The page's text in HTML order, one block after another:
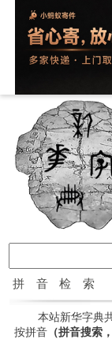
拼音检索
本站新华字典
按拼音（拼音搜索